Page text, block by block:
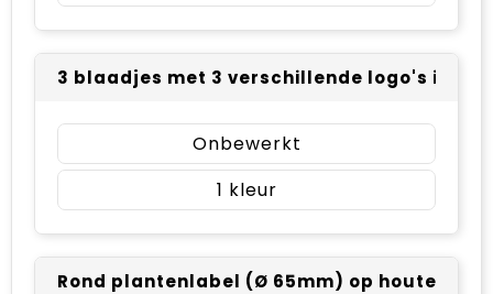
3 blaadjes met 3 verschillende logo's in
Onbewerkt
1
Rond plantenlabel (Ø 65mm) op houten